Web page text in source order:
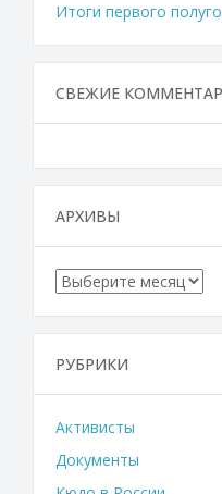
Итоги первого
СВЕЖИЕ
АРХИВЫ
Архивы
РУБРИКИ
Активисты
Документы